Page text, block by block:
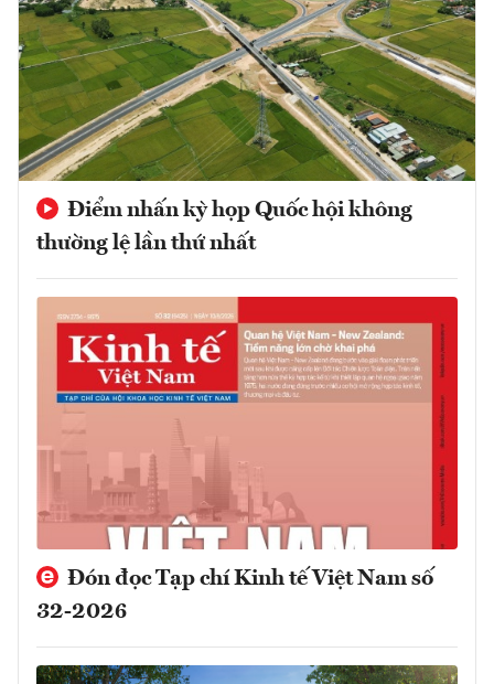
Điểm nhấn kỳ họp Quốc hội không
thường lệ lần thứ nhất
Đón đọc Tạp chí Kinh tế Việt Nam số
32-2026